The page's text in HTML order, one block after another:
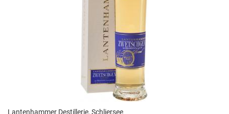
Lantenhammer Destillerie, Schliersee